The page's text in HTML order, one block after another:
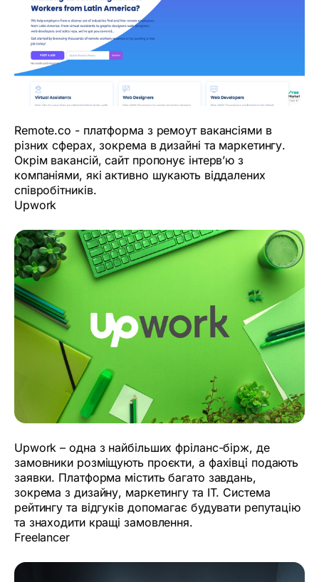
Remote.co - платформа з ремоут вакансіями в
різних сферах, зокрема в дизайні та маркетингу.
Окрім вакансій, сайт пропонує інтерв’ю з
компаніями, які активно шукають віддалених
співробітників.
Upwork
Upwork – одна з найбільших фріланс-бірж, де
замовники розміщують проєкти, а фахівці подають
заявки. Платформа містить багато завдань,
зокрема з дизайну, маркетингу та IT. Система
рейтингу та відгуків допомагає будувати репутацію
та знаходити кращі замовлення.
Freelancer